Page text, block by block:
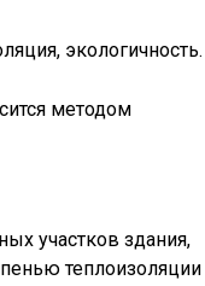
экологичность.
методом
участков здания,
теплоизоляции